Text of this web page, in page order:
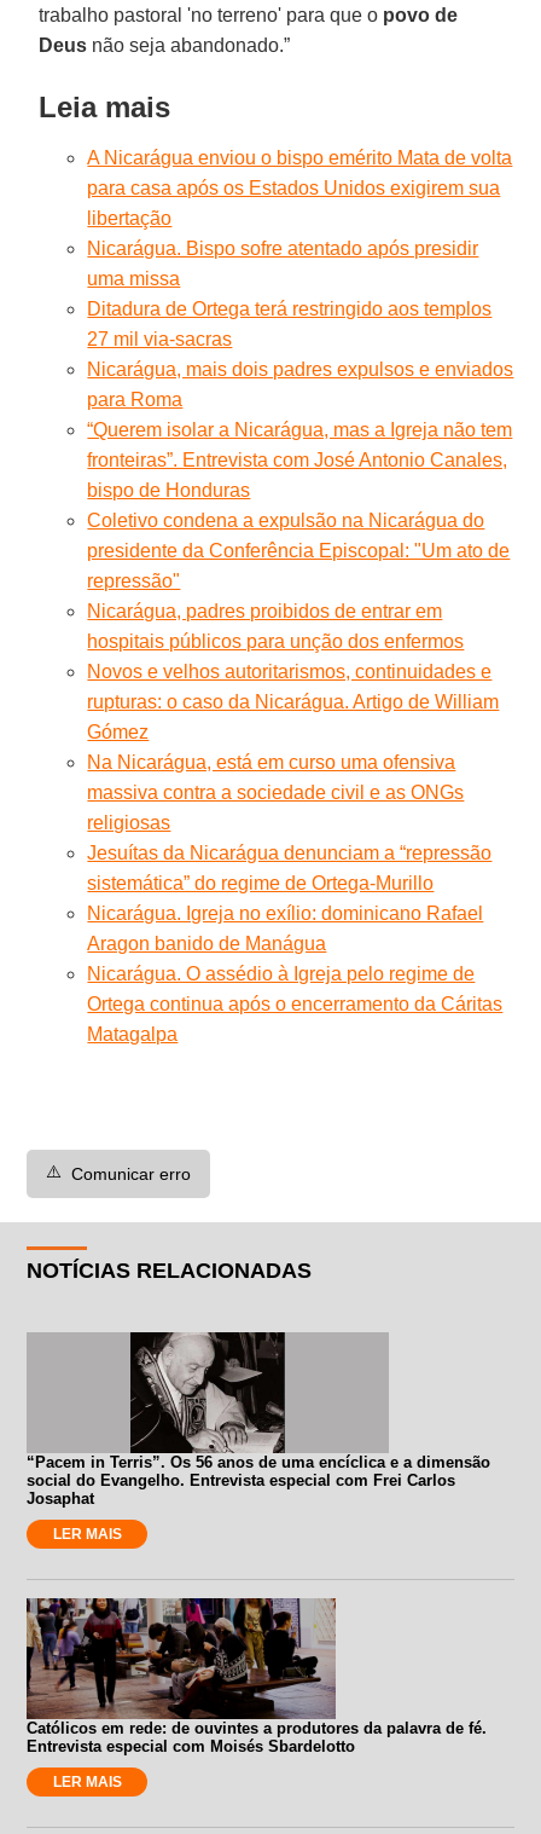
trabalho pastoral 'no terreno' para que o povo de
Deus não seja abandonado.”
Leia mais
A Nicarágua enviou o bispo emérito Mata de volta
para casa após os Estados Unidos exigirem sua
libertação
Nicarágua. Bispo sofre atentado após presidir
uma missa
Ditadura de Ortega terá restringido aos templos
27 mil via-sacras
Nicarágua, mais dois padres expulsos e enviados
para Roma
“Querem isolar a Nicarágua, mas a Igreja não tem
fronteiras”. Entrevista com José Antonio Canales,
bispo de Honduras
Coletivo condena a expulsão na Nicarágua do
presidente da Conferência Episcopal: "Um ato de
repressão"
Nicarágua, padres proibidos de entrar em
hospitais públicos para unção dos enfermos
Novos e velhos autoritarismos, continuidades e
rupturas: o caso da Nicarágua. Artigo de William
Gómez
Na Nicarágua, está em curso uma ofensiva
massiva contra a sociedade civil e as ONGs
religiosas
Jesuítas da Nicarágua denunciam a “repressão
sistemática” do regime de Ortega-Murillo
Nicarágua. Igreja no exílio: dominicano Rafael
Aragon banido de Manágua
Nicarágua. O assédio à Igreja pelo regime de
Ortega continua após o encerramento da Cáritas
Matagalpa
⚠️ Comunicar erro
NOTÍCIAS RELACIONADAS
“Pacem in Terris”. Os 56 anos de uma encíclica e a dimensão
social do Evangelho. Entrevista especial com Frei Carlos
Josaphat
LER MAIS
Católicos em rede: de ouvintes a produtores da palavra de fé.
Entrevista especial com Moisés Sbardelotto
LER MAIS